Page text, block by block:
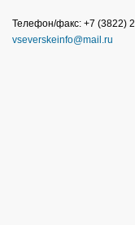
Телефон/факс: +7 (3822)
vseverskeinfo@mail.ru